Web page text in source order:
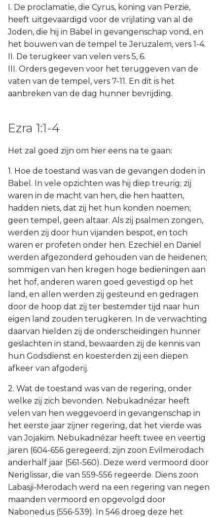
I. De proclamatie, die Cyrus, koning van Perzië,
heeft uitgevaardigd voor de vrijlating van al de
Joden, die hij in Babel in gevangenschap vond, en
het bouwen van de tempel te Jeruzalem, vers 1-4.
II. De terugkeer van velen vers 5, 6.
III. Orders gegeven voor het teruggeven van de
vaten van de tempel, vers 7-11. En dit is het
aanbreken van de dag hunner bevrijding.
Ezra 1:1-4
Het zal goed zijn om hier eens na te gaan:
1. Hoe de toestand was van de gevangen doden in
Babel. In vele opzichten was hij diep treurig; zij
waren in de macht van hen, die hen haatten,
hadden niets, dat zij het hun konden noemen;
geen tempel, geen altaar. Als zij psalmen zongen,
werden zij door hun vijanden bespot, en toch
waren er profeten onder hen. Ezechiël en Daniel
werden afgezonderd gehouden van de heidenen;
sommigen van hen kregen hoge bedieningen aan
het hof, anderen waren goed gevestigd op het
land, en allen werden zij gesteund en gedragen
door de hoop dat zij ter bestemder tijd naar hun
eigen land zouden terugkeren. In de verwachting
daarvan hielden zij de onderscheidingen hunner
geslachten in stand, bewaarden zij de kennis van
hun Godsdienst en koesterden zij een diepen
afkeer van afgoderij.
2. Wat de toestand was van de regering, onder
welke zij zich bevonden. Nebukadnézar heeft
velen van hen weggevoerd in gevangenschap in
het eerste jaar zijner regering, dat het vierde was
van Jojakim. Nebukadnézar heeft twee en veertig
jaren (604-656 geregeerd; zijn zoon Evilmerodach
anderhalf jaar (561-560). Deze werd vermoord door
Neriglissar, die van 559-556 regeerde. Diens zoon
Labasji-Merodach werd na een regering van negen
maanden vermoord en opgevolgd door
Nabonedus (556-539). In 546 droeg deze het